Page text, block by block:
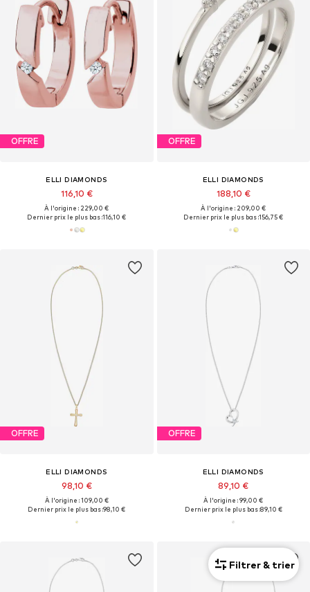
OFFRE
ELLI DIAMONDS
116,10 €
À l'origine : 229,00 €
Dernier prix le plus bas :116,10 €
OFFRE
ELLI DIAMONDS
188,10 €
À l'origine : 209,00 €
Dernier prix le plus bas :156,75 €
OFFRE
ELLI DIAMONDS
98,10 €
À l'origine : 109,00 €
Dernier prix le plus bas :98,10 €
OFFRE
ELLI DIAMONDS
89,10 €
À l'origine : 99,00 €
Dernier prix le plus bas :89,10 €
Filtrer & trier